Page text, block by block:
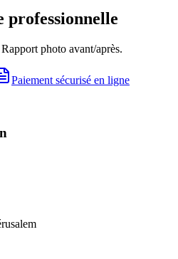
professionnelle
photo avant/après.
Paiement sécurisé en ligne